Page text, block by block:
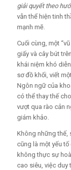
giải quyết theo
vẫn thể hiện tinh
mạnh mẽ.
Cuối cùng, một
giấy và cây bút
khái niệm khó
sơ đồ khối, viết
Ngôn ngữ của
có thể thay thế
vượt qua rào cản
giám khảo.
Không những thế,
cũng là một yếu
không thực sự
cao siêu, việc duy